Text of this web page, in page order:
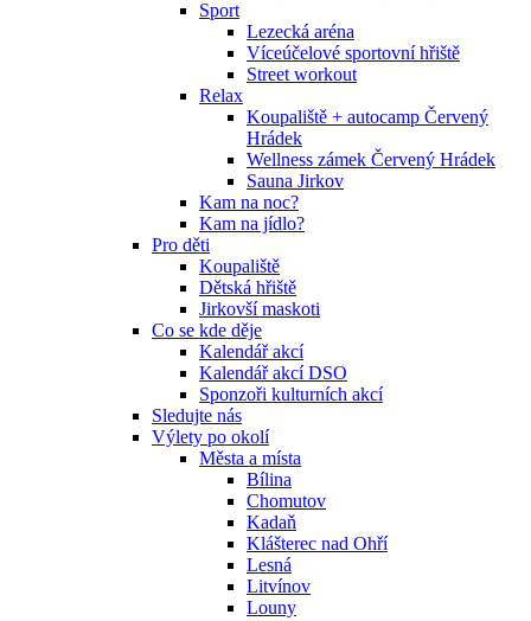
Sport
Lezecká aréna
Víceúčelové sportovní hřiště
Street workout
Relax
Koupaliště + autocamp Červený
Hrádek
Wellness zámek Červený Hrádek
Sauna Jirkov
Kam na noc?
Kam na jídlo?
Pro děti
Koupaliště
Dětská hřiště
Jirkovší maskoti
Co se kde děje
Kalendář akcí
Kalendář akcí DSO
Sponzoři kulturních akcí
Sledujte nás
Výlety po okolí
Města a místa
Bílina
Chomutov
Kadaň
Klášterec nad Ohří
Lesná
Litvínov
Louny